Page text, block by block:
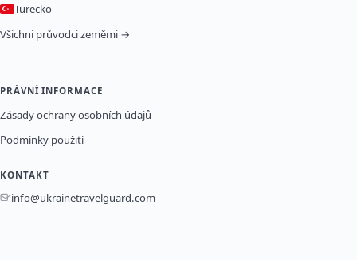
Turecko
Všichni průvodci zeměmi →
PRÁVNÍ INFORMACE
Zásady ochrany osobních údajů
Podmínky použití
KONTAKT
info@ukrainetravelguard.com